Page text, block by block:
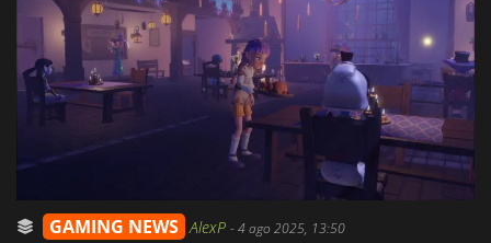
ACCEDI O REGISTRATI
GAMING NEWS AlexP -4 ago 2025, 13:50